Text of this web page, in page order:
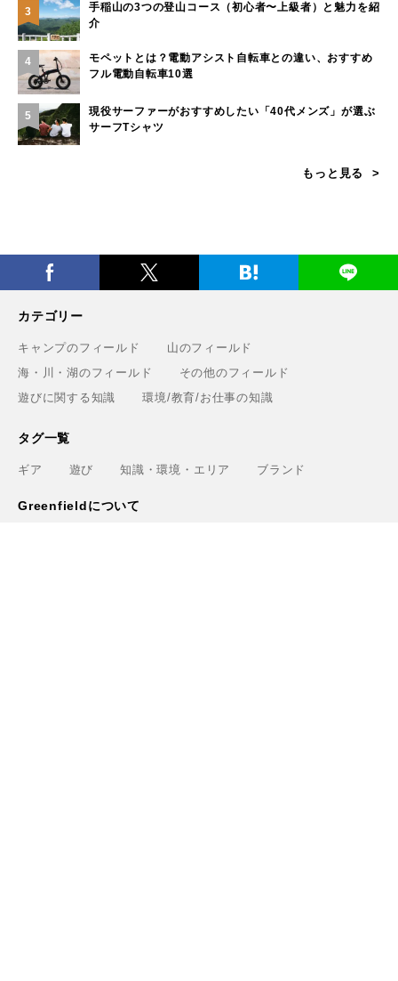
3
手稲山の3つの登山コース（初心者〜上級者）と魅力を紹
介
4
モペットとは？電動アシスト自転車との違い、おすすめ
フル電動自転車10選
5
現役サーファーがおすすめしたい「40代メンズ」が選ぶ
サーフTシャツ
もっと見る
カテゴリー
キャンプのフィールド
山のフィールド
海・川・湖のフィールド
その他のフィールド
遊びに関する知識
環境/教育/お仕事の知識
タグ一覧
ギア 遊び 知識・環境・エリア ブランド
Greenfieldについて